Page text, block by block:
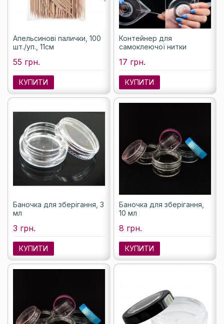
Апельсинові палички, 100
шт./уп., 11см
55 грн.
КУПИТИ
Контейнер для
самоклеючої нитки
17 грн.
КУПИТИ
Баночка для зберігання, 3
мл
3 грн.
КУПИТИ
Баночка для зберігання,
10 мл
8 грн.
КУПИТИ